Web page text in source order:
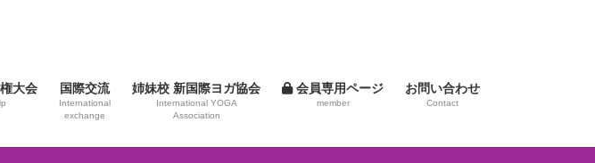
大会 国際交流
International
exchange
姉妹校 新国際ヨガ協会
International YOGA
Association
会員専用ページ
member
お問い合わせ
Contact